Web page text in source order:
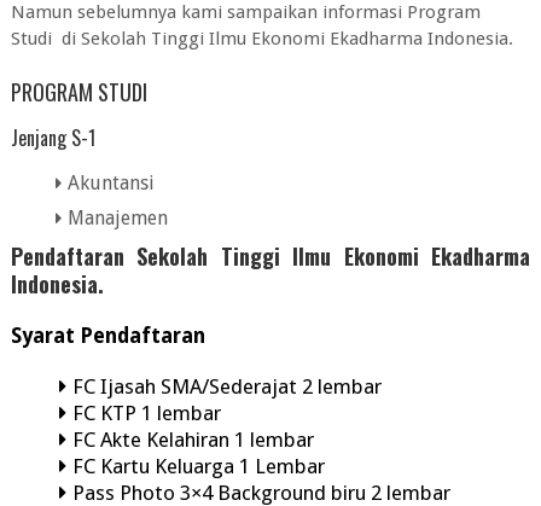
Namun sebelumnya kami sampaikan informasi Program
Studi di Sekolah Tinggi Ilmu Ekonomi Ekadharma Indonesia.
PROGRAM STUDI
Jenjang S-1
Akuntansi
Manajemen
Pendaftaran Sekolah Tinggi Ilmu Ekonomi Ekadharma
Indonesia.
Syarat Pendaftaran
FC Ijasah SMA/Sederajat 2 lembar
FC KTP 1 lembar
FC Akte Kelahiran 1 lembar
FC Kartu Keluarga 1 Lembar
Pass Photo 3×4 Background biru 2 lembar